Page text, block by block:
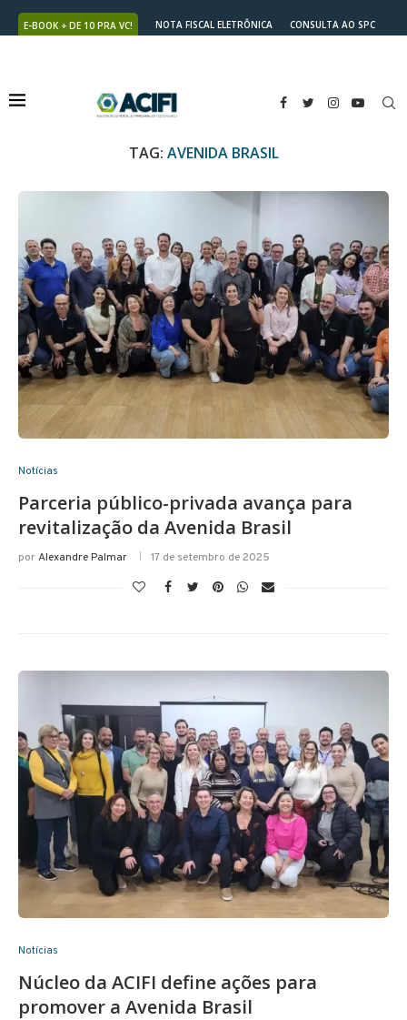
E-BOOK + DE 10 PRA VC! NOTA FISCAL ELETRÔNICA
CONSULTA AO SPC
TAG: AVENIDA BRASIL
Notícias
Parceria público-privada avança para
revitalização da Avenida Brasil
porAlexandre Palmar 17 de setembro de 2025
Notícias
Núcleo da ACIFI define ações para
promover a Avenida Brasil